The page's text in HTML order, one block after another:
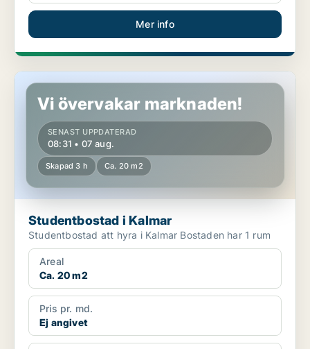
Mer info
Studentbostad i Kalmar
Vi övervakar marknaden!
SENAST UPPDATERAD
08:31 • 07 aug.
Skapad 3 h Ca. 20 m2
Studentbostad i Kalmar
Studentbostad att hyra i Kalmar Bostaden har 1 rum
Areal
Ca. 20 m2
Pris pr. md.
Ej angivet